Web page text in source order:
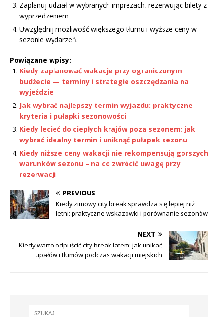
Zaplanuj udział w wybranych imprezach, rezerwując bilety z
wyprzedzeniem.
Uwzględnij możliwość większego tłumu i wyższe ceny w
sezonie wydarzeń.
Powiązane wpisy:
Kiedy zaplanować wakacje przy ograniczonym
budżecie — terminy i strategie oszczędzania na
wyjeździe
Jak wybrać najlepszy termin wyjazdu: praktyczne
kryteria i pułapki sezonowości
Kiedy lecieć do ciepłych krajów poza sezonem: jak
wybrać idealny termin i uniknąć pułapek sezonu
Kiedy niższe ceny wakacji nie rekompensują gorszych
warunków sezonu – na co zwrócić uwagę przy
rezerwacji
PREVIOUS
Kiedy zimowy city break sprawdza się lepiej niż
letni: praktyczne wskazówki i porównanie sezonów
NEXT
Kiedy warto odpuścić city break latem: jak unikać
upałów i tłumów podczas wakacji miejskich